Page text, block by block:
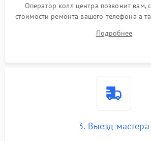
Оператор колл центра позвонит вам,
стоимости ремонта вашего телефона а
Подробнее
3. Выезд мастера